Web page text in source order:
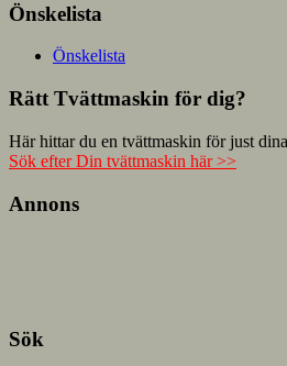
Önskelista
Önskelista
Rätt Tvättmaskin för dig?
Här hittar du en tvättmaskin för just
Sök efter Din tvättmaskin här >>
Annons
Sök